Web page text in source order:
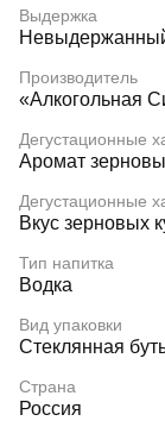
Выдержка
Производитель
«Алкогольная
Дегустационные
Аромат
Дегустационные
Вкус зерновых
Тип напитка
Водка
Вид упаковки
Стеклянная
Страна
Россия